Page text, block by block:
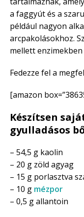
a faggyút és a
például nagyon
arcpakolásokhoz.
mellett enzimekben
Fedezze fel a
[amazon
Készítsen
gyulladásos
– 54,5 g kaolin
– 20 g zöld agyag
– 15 g porlasztva
– 10 g mézpor
– 0,5 g allantoin